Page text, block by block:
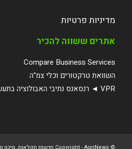
מדיניות פרטיות
אתרים ששווה להכיר
Compare Business Services
השוואת טרקטורים וכלי צמ"ה
VPR ◄ רנסאנס נתיבי האבולוציה בתעשיית הרכב